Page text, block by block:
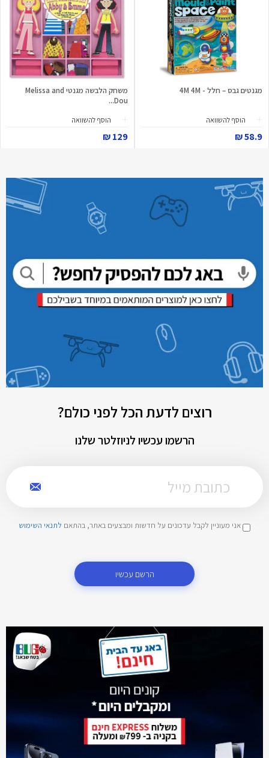
מגנטים גבס – חלל - 4M 4M
הוסף להשוואה
58.9 ₪
משחק הלבשה מגנטי Melissa and
Dou...
הוסף להשוואה
129 ₪
רוצים לדעת הכל לפני כולם?
הרשמו עכשיו לניוזלטר שלנו
אני מעוניין לקבל עדכונים על חדשות ומבצעים באתר, בהתאם לתנאי השימוש
הרשם עכשיו